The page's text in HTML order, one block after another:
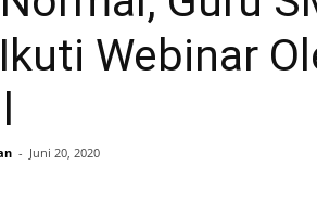
Webinar
- Juni 20, 2020